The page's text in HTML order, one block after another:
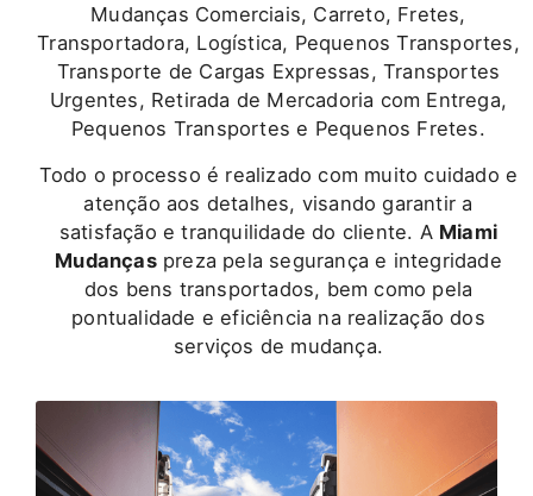
Mudanças Comerciais, Carreto, Fretes,
Transportadora, Logística, Pequenos Transportes,
Transporte de Cargas Expressas, Transportes
Urgentes, Retirada de Mercadoria com Entrega,
Pequenos Transportes e Pequenos Fretes.
Todo o processo é realizado com muito cuidado e
atenção aos detalhes, visando garantir a
satisfação e tranquilidade do cliente. A Miami
Mudançaspreza pela segurança e integridade
dos bens transportados, bem como pela
pontualidade e eficiência na realização dos
serviços de mudança.